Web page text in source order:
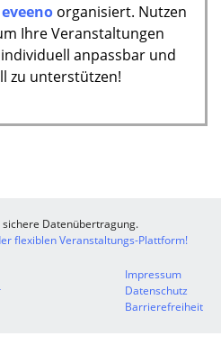
eveeno organisiert. Nutzen
Ihre Veranstaltungen
anpassbar und
zu unterstützen!
Datenübertragung.
flexiblen Veranstaltungs-Plattform!
Impressum
Datenschutz
Barrierefreiheit